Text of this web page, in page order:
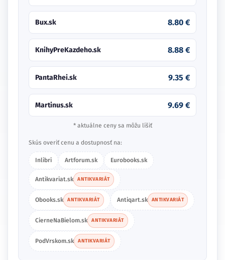
Bux.sk 8.80 €
KnihyPreKazdeho.sk 8.88 €
PantaRhei.sk 9.35 €
Martinus.sk 9.69 €
* aktuálne ceny sa môžu líšiť
Skús overiť cenu a dostupnosť na:
Inlibri Artforum.sk Eurobooks.sk
Antikvariat.sk ANTIKVARIÁT
Obooks.sk ANTIKVARIÁT Antiqart.sk ANTIKVARIÁT
CierneNaBielom.sk ANTIKVARIÁT
PodVrskom.sk ANTIKVARIÁT